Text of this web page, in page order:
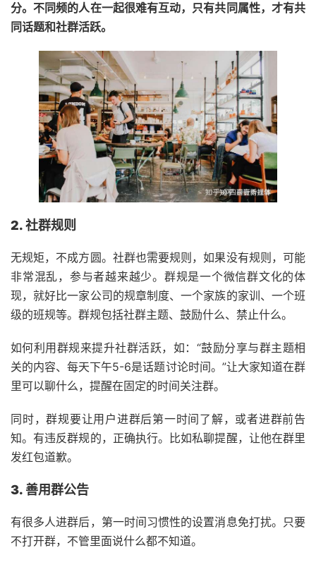
分。不同频的人在一起很难有互动，只有共同属性，才有共
同话题和社群活跃。
2. 社群规则
无规矩，不成方圆。社群也需要规则，如果没有规则，可能
非常混乱，参与者越来越少。群规是一个微信群文化的体
现，就好比一家公司的规章制度、一个家族的家训、一个班
级的班规等。群规包括社群主题、鼓励什么、禁止什么。
如何利用群规来提升社群活跃，如：“鼓励分享与群主题相
关的内容、每天下午5-6是话题讨论时间。”让大家知道在群
里可以聊什么，提醒在固定的时间关注群。
同时，群规要让用户进群后第一时间了解，或者进群前告
知。有违反群规的，正确执行。比如私聊提醒，让他在群里
发红包道歉。
3. 善用群公告
有很多人进群后，第一时间习惯性的设置消息免打扰。只要
不打开群，不管里面说什么都不知道。